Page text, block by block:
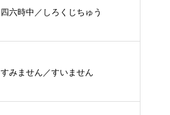
四六時中／しろくじちゅう
すみません／すいません